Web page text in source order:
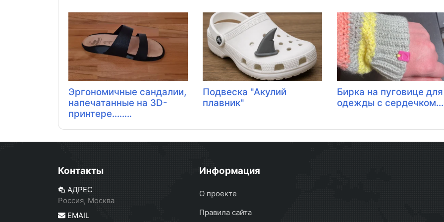
Эргономичные сандалии,
напечатанные на 3D-
принтере........
Подвеска "Акулий
плавник"
Бирка на пуговице для
одежды с
Контакты
АДРЕС
Россия, Москва
EMAIL
Информация
О проекте
Правила сайта